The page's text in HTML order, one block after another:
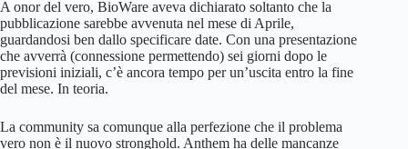
A onor del vero, BioWare aveva dichiarato soltanto che la
pubblicazione sarebbe avvenuta nel mese di Aprile,
guardandosi ben dallo specificare date. Con una presentazione
che avverrà (connessione permettendo) sei giorni dopo le
previsioni iniziali, c’è ancora tempo per un’uscita entro la fine
del mese. In teoria.
La community sa comunque alla perfezione che il problema
vero non è il nuovo stronghold. Anthem ha delle mancanze